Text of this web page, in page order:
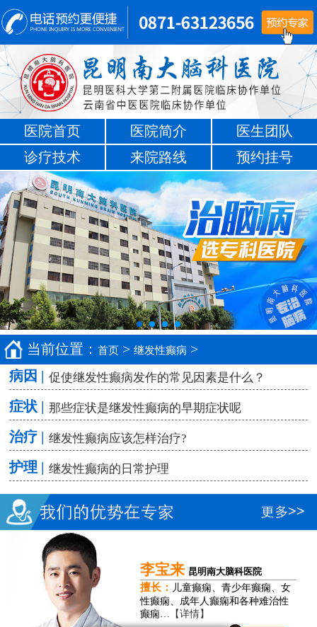
医院首页 医院简介
医生团队
诊疗技术
来院路线 预约挂号
当前位置：首页 >继发性癫病 >
病因 |
促使继发性癫病发作的常见因素是什么？
症状 | 那些症状是继发性癫病的早期症状呢
治疗 | 继发性癫病应该怎样治疗?
护理 | 继发性癫病的日常护理
李宝来 昆明南大脑科医院
擅长： 儿童癫痫、青少年癫痫、女
性癫痫、成年人癫痫和各种难治性
癫痫… 【详情】